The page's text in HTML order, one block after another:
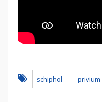
schiphol privium